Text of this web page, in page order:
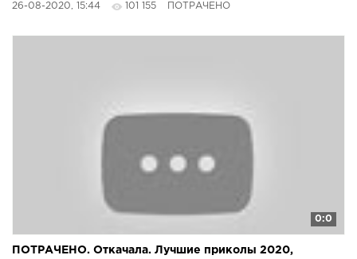
26-08-2020, 15:44 101 155 ПОТРАЧЕНО
0:0
ПОТРАЧЕНО. Откачала. Лучшие приколы 2020,